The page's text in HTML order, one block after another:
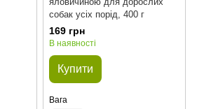
собак усіх порід, 400 г
169 грн
В наявності
Купити
Вага